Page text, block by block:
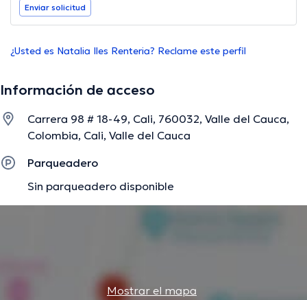
Enviar solicitud
¿Usted es Natalia Iles Renteria? Reclame este perfil
Información de acceso
Carrera 98 # 18-49, Cali, 760032, Valle del Cauca,
Colombia, Cali, Valle del Cauca
Parqueadero
Sin parqueadero disponible
Mostrar el mapa